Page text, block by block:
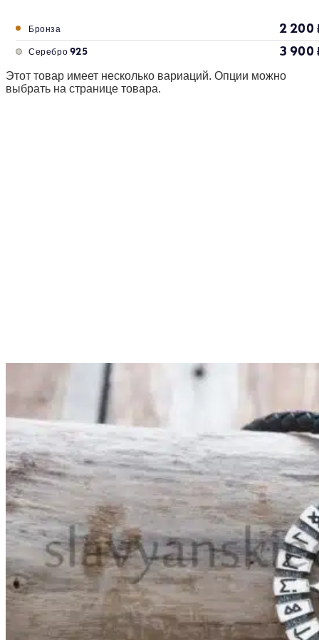
Бронза 2 200
Серебро 925 3 900
Этот товар имеет несколько вариаций. Опции можно
выбрать на странице товара.